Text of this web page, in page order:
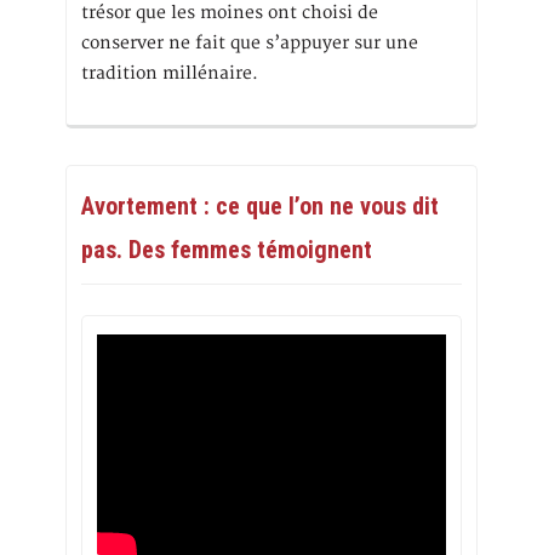
trésor que les moines ont choisi de
conserver ne fait que s’appuyer sur une
tradition millénaire.
Avortement : ce que l’on ne vous dit
pas. Des femmes témoignent